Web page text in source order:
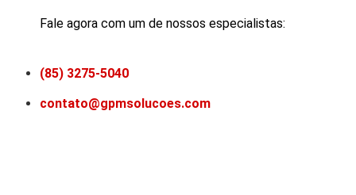
Fale agora com um de nossos especialistas:
(85) 3275-5040
contato@gpmsolucoes.com